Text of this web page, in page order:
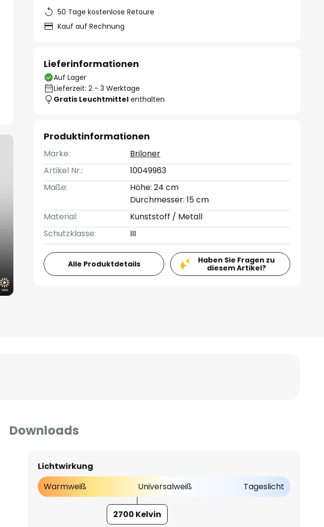
50 Tage kostenlose Retoure
Kauf auf Rechnung
Lieferinformationen
Auf Lager
Lieferzeit: 2 - 3 Werktage
Gratis Leuchtmittel enthalten
Produktinformationen
Marke:
Briloner
Artikel Nr.:
10049963
Maße:
Höhe: 24 cm
Durchmesser: 15 cm
Material:
Kunststoff / Metall
Schutzklasse:
III
Alle Produktdetails
Haben Sie Fragen zu
diesem Artikel?
Downloads
Lichtwirkung
Warmweiß
Universalweiß Tageslicht
2700 Kelvin